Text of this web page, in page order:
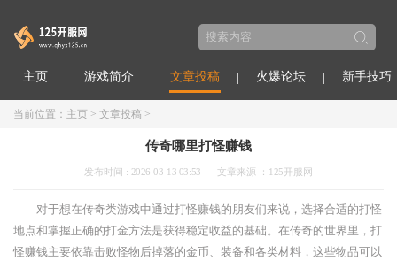
主页 游戏简介 文章投稿 火爆论坛 新手技巧
当前位置： 主页 > 文章投稿 >
传奇哪里打怪赚钱
发布时间 : 2026-03-13 03:53 文章来源 ：125开服网
对于想在传奇类游戏中通过打怪赚钱的朋友们来说，选择合适的打怪
地点和掌握正确的打金方法是获得稳定收益的基础。在传奇的世界里，打
怪赚钱主要依靠击败怪物后掉落的金币、装备和各类材料，这些物品可以